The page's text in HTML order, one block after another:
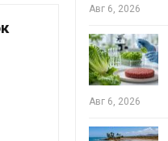
Авг 6, 2026
Авг 6, 2026